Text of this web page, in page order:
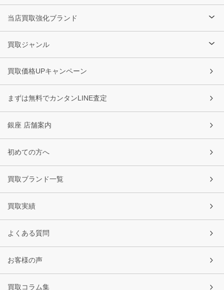
当店買取強化ブランド
買取ジャンル
買取価格UPキャンペーン
まずは無料でカンタンLINE査定
銀座 店舗案内
初めての方へ
買取ブランド一覧
買取実績
よくある質問
お客様の声
買取コラム集